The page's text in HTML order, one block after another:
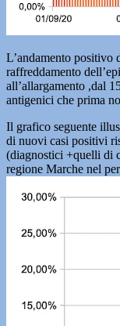
L’andamento positivo
raffreddamento
all’allargamento ,dal
antigenici che prima
Il grafico seguente
di nuovi casi positivi
(diagnostici +quelli di
regione Marche nel